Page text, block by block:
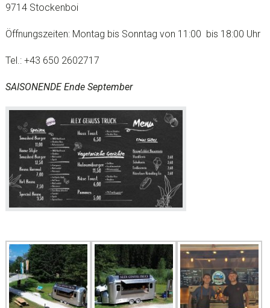
9714 Stockenboi
Öffnungszeiten: Montag bis Sonntag von 11:00 bis 18:00 Uhr
Tel.: +43 650 2602717
SAISONENDE Ende September